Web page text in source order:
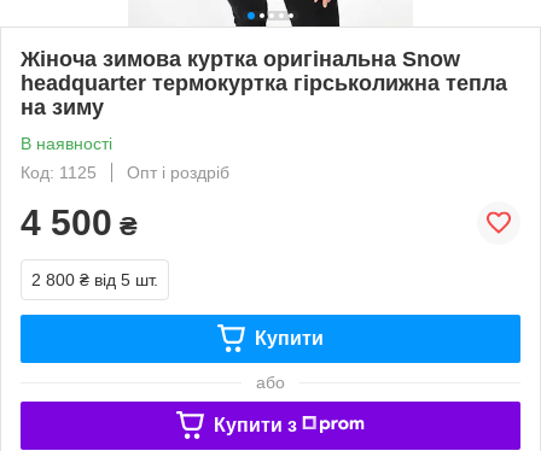
Жіноча зимова куртка оригінальна Snow
headquarter термокуртка гірськолижна тепла
на зиму
В наявності
Код: 1125
Опт і роздріб
4 500 ₴
2 800 ₴ від 5 шт.
Купити
або
Купити з